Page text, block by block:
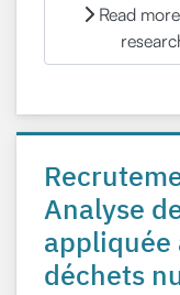
Read
Analyse
appliquée
déchets